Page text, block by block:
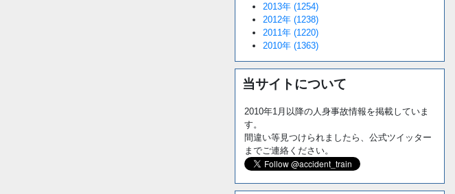
2013年 (1254)
2012年 (1238)
2011年 (1220)
2010年 (1363)
当サイトについて
2010年1月以降の人身事故情報を掲載していま
す。
間違い等見つけられましたら、公式ツイッター
までご連絡ください。